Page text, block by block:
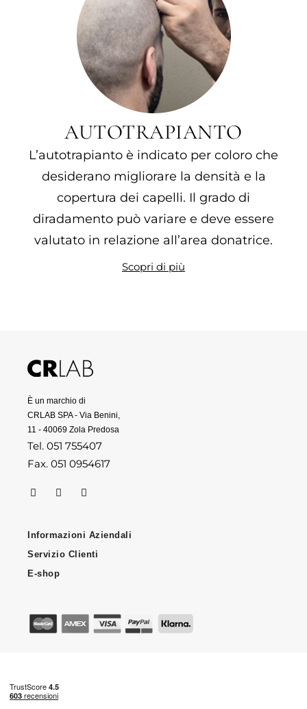
AUTOTRAPIANTO
L’autotrapianto è indicato per coloro che
desiderano migliorare la densità e la
copertura dei capelli. Il grado di
diradamento può variare e deve essere
valutato in relazione all’area donatrice.
Scopri di più
È un marchio di
CRLAB SPA - Via Benini,
11 - 40069 Zola Predosa
Tel. 051 755407
Fax. 051 0954617
Informazioni Aziendali
Servizio Clienti
E-shop